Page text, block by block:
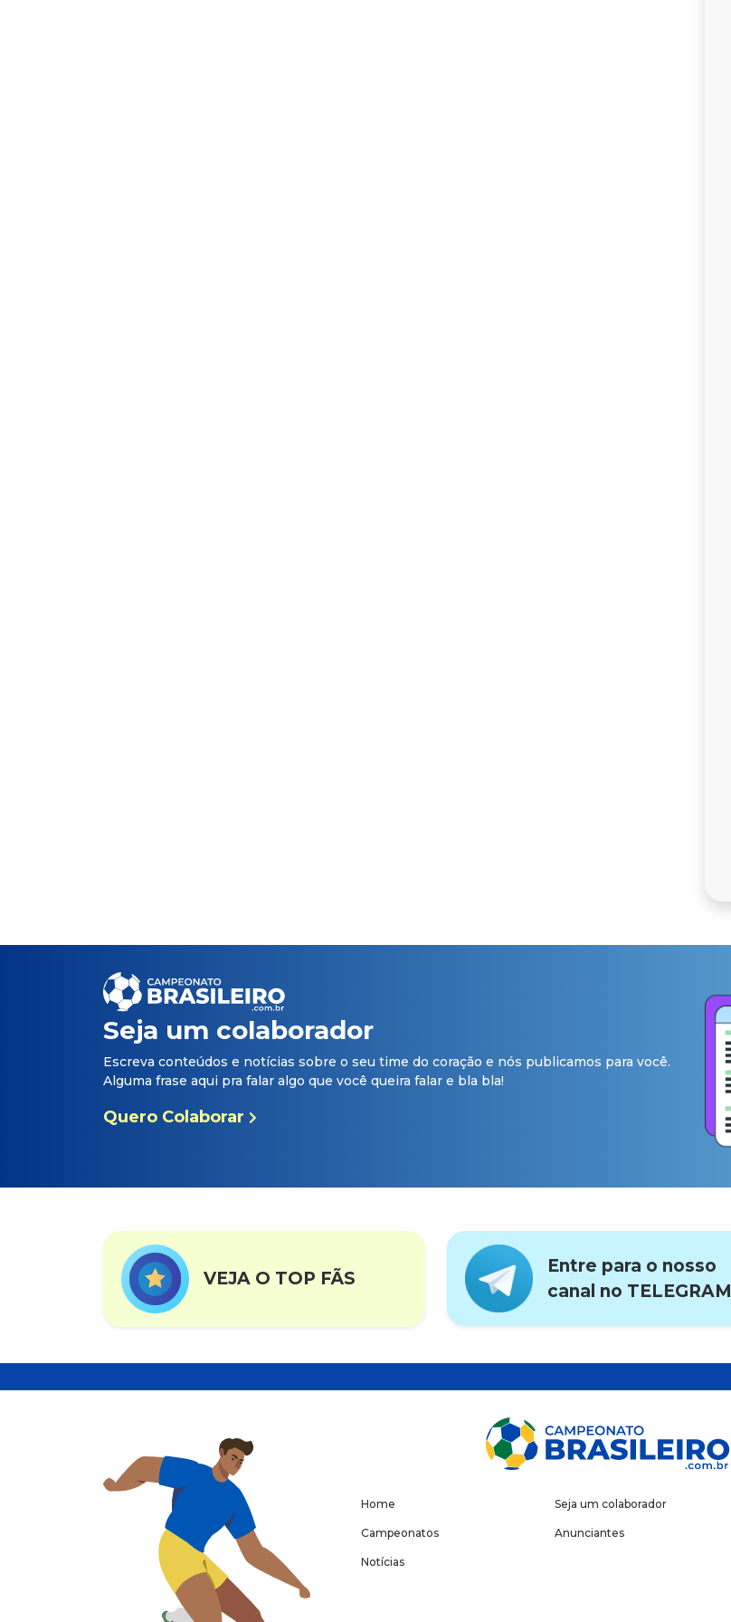
Seja um colaborador
Escreva conteúdos e notícias sobre o seu time do coração e nós publicamos para você.
Alguma frase aqui pra falar algo que você queira falar e bla bla!
Quero Colaborar
VEJA O TOP FÃS
Entre para o nosso
canal no TELEGRAM
Home
Campeonatos
Notícias
Seja um colaborador
Anunciantes